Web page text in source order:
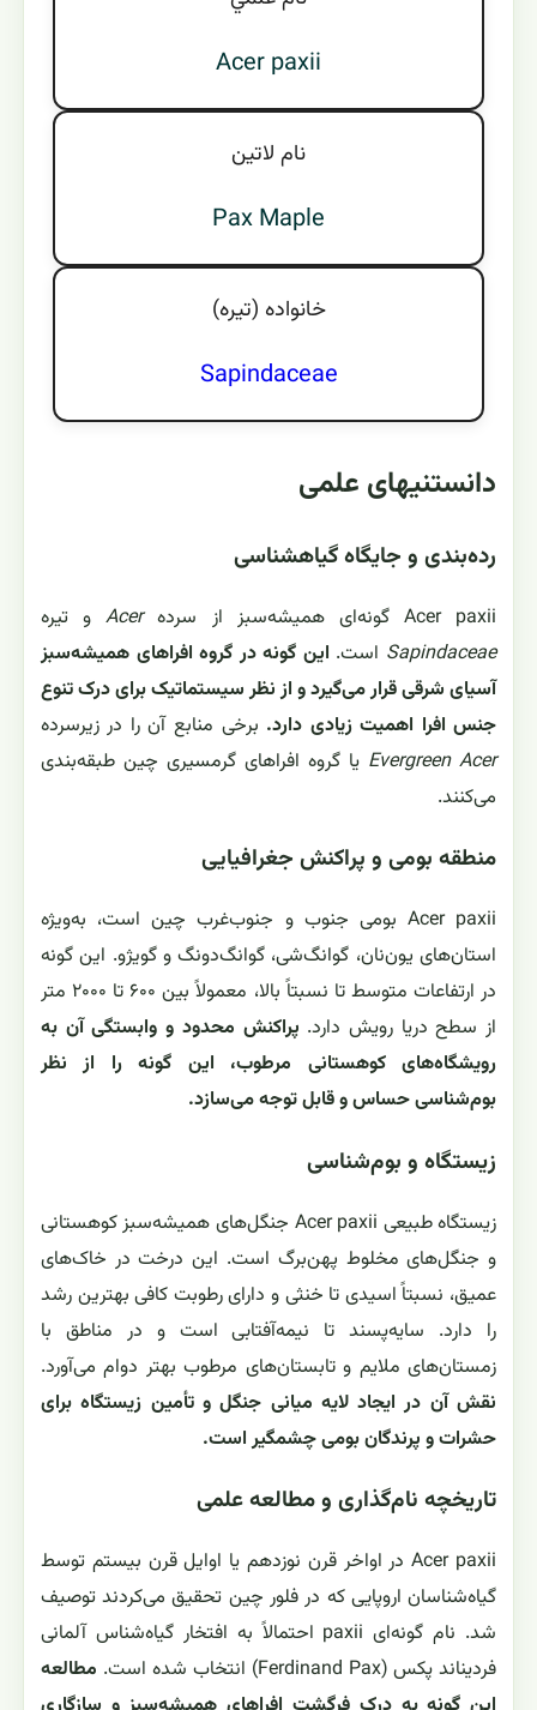
Acer paxii
نام لاتين
Pax Maple
خانواده (تيره)
Sapindaceae
دانستنیهای علمی
رده‌بندی و جایگاه گیاهشناسی
Acer paxii گونه‌ای همیشه‌سبز از سرده Acerو تیره
Sapindaceae است. این گونه در گروه افراهای همیشه‌سبز
آسیای شرقی قرار می‌گیرد و از نظر سیستماتیک برای درک تنوع
جنس افرا اهمیت زیادی دارد. برخی منابع آن را در زیرسرده
Evergreen Acer یا گروه افراهای گرمسیری چین طبقه‌بندی
می‌کنند.
منطقه بومی و پراکنش جغرافیایی
Acer paxii بومی جنوب و جنوب‌غرب چین است، به‌ویژه
استان‌های یون‌نان، گوانگ‌شی، گوانگ‌دونگ و گویژو. این گونه
در ارتفاعات متوسط تا نسبتاً بالا، معمولاً بین ۶۰۰ تا ۲۰۰۰ متر
از سطح دریا رویش دارد. پراکنش محدود و وابستگی آن به
رویشگاه‌های کوهستانی مرطوب، این گونه را از نظر
بوم‌شناسی حساس و قابل توجه می‌سازد.
زیستگاه و بوم‌شناسی
زیستگاه طبیعی Acer paxii جنگل‌های همیشه‌سبز کوهستانی
و جنگل‌های مخلوط پهن‌برگ است. این درخت در خاک‌های
عمیق، نسبتاً اسیدی تا خنثی و دارای رطوبت کافی بهترین رشد
را دارد. سایه‌پسند تا نیمه‌آفتابی است و در مناطق با
زمستان‌های ملایم و تابستان‌های مرطوب بهتر دوام می‌آورد.
نقش آن در ایجاد لایه میانی جنگل و تأمین زیستگاه برای
حشرات و پرندگان بومی چشمگیر است.
تاریخچه نام‌گذاری و مطالعه علمی
Acer paxii در اواخر قرن نوزدهم یا اوایل قرن بیستم توسط
گیاه‌شناسان اروپایی که در فلور چین تحقیق می‌کردند توصیف
شد. نام گونه‌ای paxii احتمالاً به افتخار گیاه‌شناس آلمانی
فردیناند پکس (Ferdinand Pax) انتخاب شده است.
مطالعه